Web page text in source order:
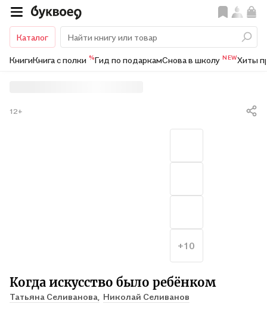
Каталог
КнигиКнига с полки %Гид по подаркамСнова в школу NEWХиты
Когда искусство было ребёнком
Татьяна Селиванова, Николай Селиванов
12+
+10